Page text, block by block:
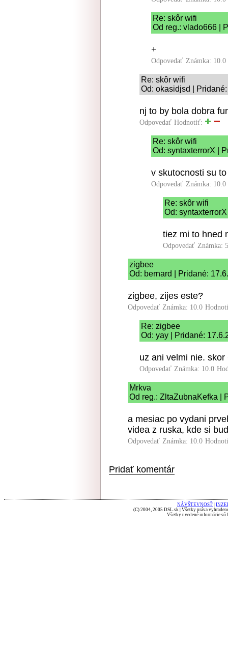
Re: skôr wifi
Od reg.: vlado666 |
+
Odpovedať Známka: 10.0
Re: skôr wifi
Od: okasidjsd |
nj to by bola dobra
Odpovedať Hodnotiť:
Re: skôr wifi
Od: syntaxterrorX |
v skutocnosti su
Odpovedať Známka: 10.0
Re: skôr wifi
Od:
tiez mi to hned
Odpovedať Známka:
zigbee
Od: bernard | Pridané:
zigbee, zijes este?
Odpovedať Známka: 10.0
Re: zigbee
Od: yay | Pridané:
uz ani velmi nie.
Odpovedať Známka: 10.0
Mrkva
Od reg.: ZltaZubnaKefka |
a mesiac po vydani
videa z ruska, kde si
Odpovedať Známka: 10.0
Pridať komentár
NÁVŠTEVNOSŤ
(C) 2004, 2005 DSL.sk | Všetky práva
Všetky uvedené informácie sú